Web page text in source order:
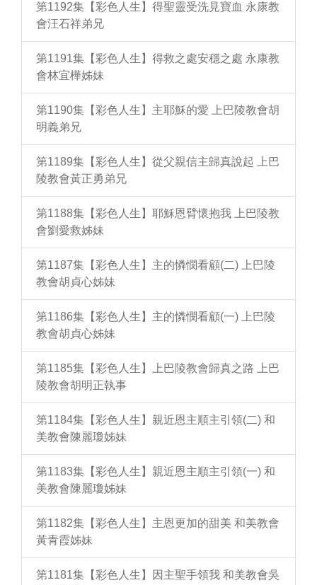
第1192集【彩色人生】得聖靈受洗見寶血 永康教
會汪石祥弟兄
第1191集【彩色人生】得救之處安穩之處 永康教
會林宜樺姊妹
第1190集【彩色人生】主耶穌的愛 上巴陵教會胡
明義弟兄
第1189集【彩色人生】從父親信主歸真說起 上巴
陵教會黃正勇弟兄
第1188集【彩色人生】耶穌恩臂懷抱我 上巴陵教
會劉愛救姊妹
第1187集【彩色人生】主的憐憫看顧(二) 上巴陵
教會胡貞心姊妹
第1186集【彩色人生】主的憐憫看顧(一) 上巴陵
教會胡貞心姊妹
第1185集【彩色人生】上巴陵教會歸真之路 上巴
陵教會胡明正執事
第1184集【彩色人生】親近恩主順主引領(二) 和
美教會陳麗瓊姊妹
第1183集【彩色人生】親近恩主順主引領(一) 和
美教會陳麗瓊姊妹
第1182集【彩色人生】主恩更加的甜美 和美教會
黃青霞姊妹
第1181集【彩色人生】因主聖手領我 和美教會吳